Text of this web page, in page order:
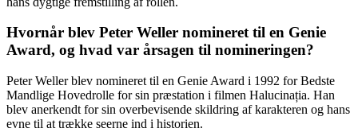
Hvornår blev Peter Weller nomineret til en Genie
Award, og hvad var årsagen til nomineringen?
Peter Weller blev nomineret til en Genie Award i 1992 for Bedste
Mandlige Hovedrolle for sin præstation i filmen Halucinația. Han
blev anerkendt for sin overbevisende skildring af karakteren og hans
evne til at trække seerne ind i historien.